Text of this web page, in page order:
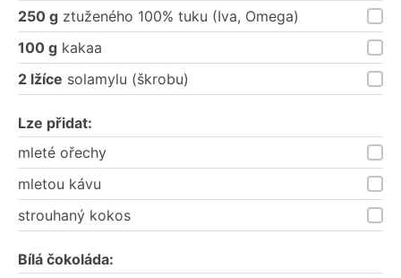
250 g ztuženého 100% tuku (Iva, Omega)
100 g kakaa
2 lžíce solamylu (škrobu)
Lze přidat:
mleté ořechy
mletou kávu
strouhaný kokos
Bílá čokoláda: